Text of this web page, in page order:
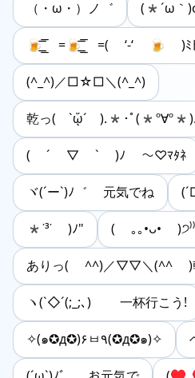
（・ω・）ノ゛ (*´ω｀
🍺͟͟͞͞ =🍺͟͟͞͞ =( ‘-‘ 🍺 )ﾐﾄﾞ
(^_^)／□☆□＼(^_^)
乾っ( `ᾥ´ ).*･ﾟ
( ´ ▽ ` )ﾉ ～♡ﾏﾀﾈ
ヾ(´ー`)ﾉ゛ 元気でね
*˙³˙ )ﾉ" ( ｡｡•ᴗ• )੭⁾⁾
ありっ( ^^)／▽▽＼(^^ )
ヽ(`◇´(;_;､)ゝ 一杯行こう!
✧(๑✪д✪)۶ㅂ٩(✪д✪๑)✧